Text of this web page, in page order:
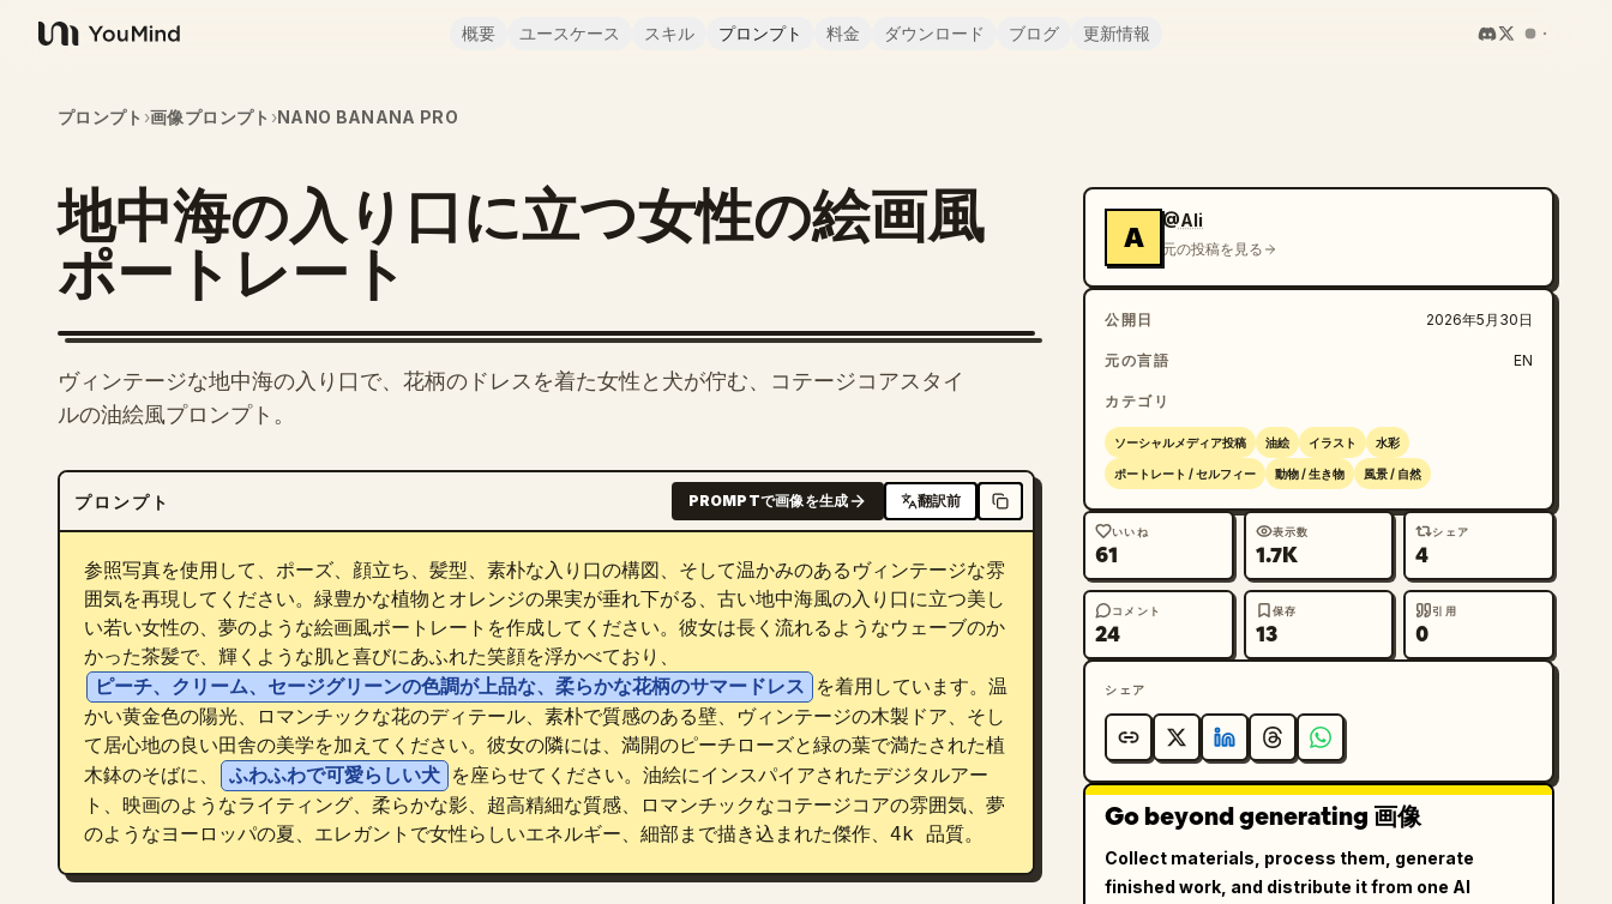
YouMind
概要 ユースケース スキル プロンプト 料金 ダウンロード ブログ 更新情報
プロンプト ›画像プロンプト ›NANO BANANA PRO
地中海の入り口に立つ女性の絵画風
ポートレート
ヴィンテージな地中海の入り口で、花柄のドレスを着た女性と犬が佇む、コテージコアスタイ
ルの油絵風プロンプト。
プロンプト PROMPTで画像を生成 翻訳前
参照写真を使用して、ポーズ、顔立ち、髪型、素朴な入り口の構図、そして温かみのあるヴィンテージな雰
囲気を再現してください。緑豊かな植物とオレンジの果実が垂れ下がる、古い地中海風の入り口に立つ美し
い若い女性の、夢のような絵画風ポートレートを作成してください。彼女は長く流れるようなウェーブのか
かった茶髪で、輝くような肌と喜びにあふれた笑顔を浮かべており、
ピーチ、クリーム、セージグリーンの色調が上品な、柔らかな花柄のサマードレス
を着用しています。温
かい黄金色の陽光、ロマンチックな花のディテール、素朴で質感のある壁、ヴィンテージの木製ドア、そし
て居心地の良い田舎の美学を加えてください。彼女の隣には、満開のピーチローズと緑の葉で満たされた植
木鉢のそばに、
ふわふわで可愛らしい犬 を座らせてください。油絵にインスパイアされたデジタルアー
ト、映画のようなライティング、柔らかな影、超高精細な質感、ロマンチックなコテージコアの雰囲気、夢
のようなヨーロッパの夏、エレガントで女性らしいエネルギー、細部まで描き込まれた傑作、4k 品質。
A
@Ali
元の投稿を見る
公開日 2026年5月30日
元の言語 EN
カテゴリ
ソーシャルメディア投稿 油絵 イラスト 水彩
ポートレート / セルフィー 動物 / 生き物 風景 / 自然
いいね
61
表示数
1.7K
シェア
4
コメント
24
保存
13
引用
0
シェア
Go beyond generating 画像
Collect materials, process them, generate
finished work, and distribute it from one AI